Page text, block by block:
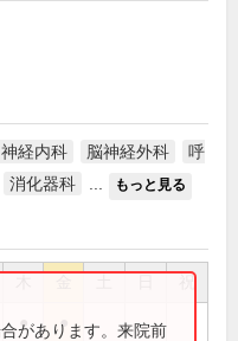
神経内科 脳神経外科
呼
消化器科 もっと見る
祝
● ●
があります。来院前